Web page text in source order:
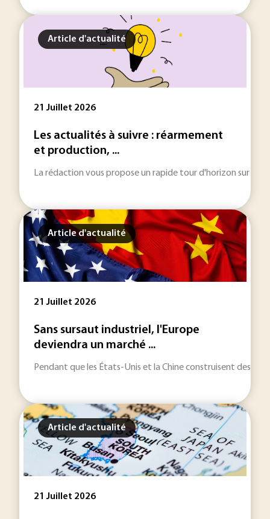
Article d'actualité
21 Juillet 2026
Les actualités à suivre : réarmement
et production, ...
La rédaction vous propose un rapide tour d'horizon sur les
Article d'actualité
21 Juillet 2026
Sans sursaut industriel, l'Europe
deviendra un marché ...
Pendant que les États-Unis et la Chine construisent des
Article d'actualité
21 Juillet 2026